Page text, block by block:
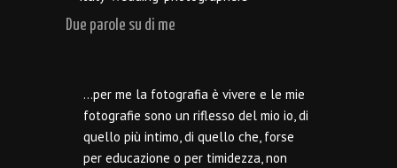
Due parole su di me
…per me la fotografia è vivere e le mie
fotografie sono un riflesso del mio io, di
quello più intimo, di quello che, forse
per educazione o per timidezza, non